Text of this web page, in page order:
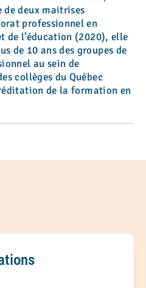
de deux maitrises
professionnel en
de l’éducation (2020), elle
de 10 ans des groupes de
au sein de
collèges du Québec
de la formation en